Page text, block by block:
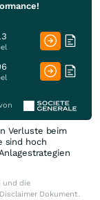
Verluste beim
sind hoch
und die
Dokument.